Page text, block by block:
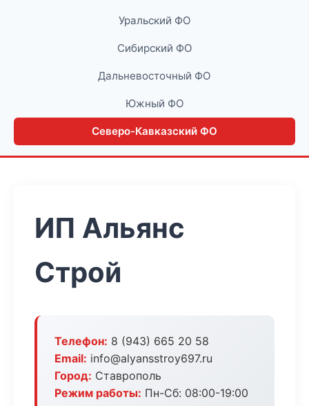
Уральский ФО
Сибирский ФО
Дальневосточный ФО
Южный ФО
Северо-Кавказский ФО
ИП Альянс
Строй
Телефон: 8 (943) 665 20 58
Email: info@alyansstroy697.ru
Город: Ставрополь
Режим работы: Пн-Сб: 08:00-19:00